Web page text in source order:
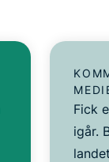
Fick
igår.